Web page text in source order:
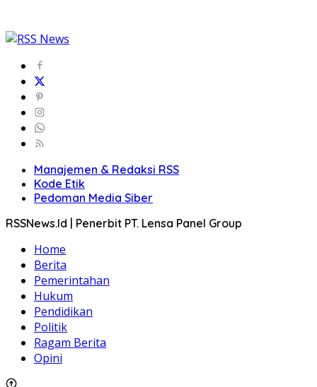
Manajemen & Redaksi RSS
Kode Etik
Pedoman Media Siber
RSSNews.Id | Penerbit PT. Lensa Panel Group
Home
Berita
Pemerintahan
Hukum
Pendidikan
Politik
Ragam Berita
Opini